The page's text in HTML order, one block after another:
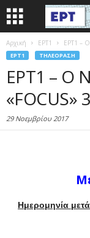
Αρχική EΡΤ1 ΕΡΤ1 –
EΡΤ1 ΤΗΛΕΌΡΑΣΗ
ΕΡΤ1 – Ο
«FOCUS»
29 Νοεμβρίου 2017
Ημερομηνία